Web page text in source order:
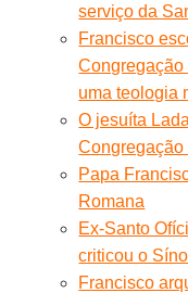
serviço da
Francisco
Congregação
uma teologia
O jesuíta
Papa
Romana
Ex-Santo
criticou o
Francisco